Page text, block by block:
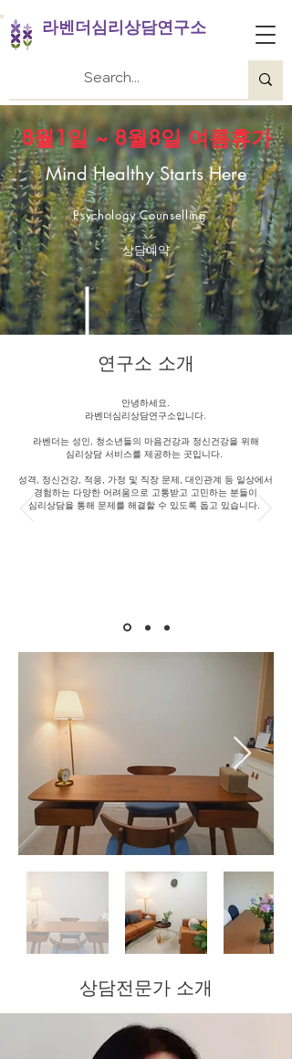
라벤더심리상담연구소
​8월1일 ~ 8월8일 여름휴가
Mind Healthy Starts Here
Psychology Counselling
상담예약
안녕하세요.
라벤더심리상담연구소입니다.
​라벤더는 성인, 청소년들의 마음건강과 정신건강을 위해
심리상담 서비스를 제공하는 곳입니다.
성격, 정신건강, 적응, 가정 및 직장 문제, 대인관계 등 일상에서
경험하는 다양한 어려움으로 고통받고 고민하는 분들이
심리상담을 통해 문제를 해결할 수 있도록 돕고 있습니다.
​연구소 소개
상담전문가 소개